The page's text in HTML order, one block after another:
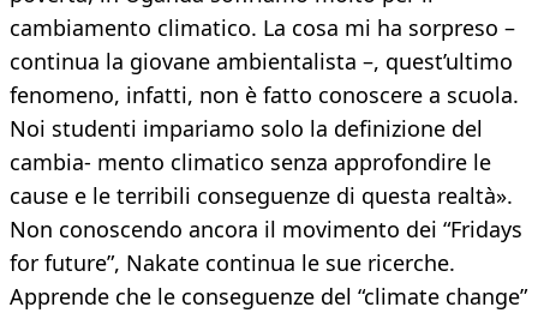
cambiamento climatico. La cosa mi ha sorpreso –
continua la giovane ambientalista –, quest’ultimo
fenomeno, infatti, non è fatto conoscere a scuola.
Noi studenti impariamo solo la definizione del
cambia- mento climatico senza approfondire le
cause e le terribili conseguenze di questa realtà».
Non conoscendo ancora il movimento dei “Fridays
for future”, Nakate continua le sue ricerche.
Apprende che le conseguenze del “climate change”